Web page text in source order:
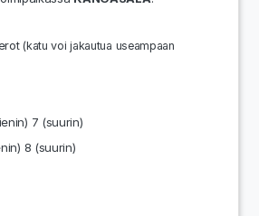
(katu voi jakautua useampaan
7 (suurin)
8 (suurin)